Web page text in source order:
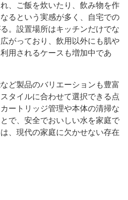
、ご飯を炊いたり、飲み物を作
るという実感が多く、自宅での
。設置場所はキッチンだけでな
がっており、飲用以外にも肌や
用されるケースも増加中であ
ど製品のバリエーションも豊富
タイルに合わせて選択できる点
ートリッジ管理や本体の清掃な
で、安全でおいしい水を家庭で
、現代の家庭に欠かせない存在